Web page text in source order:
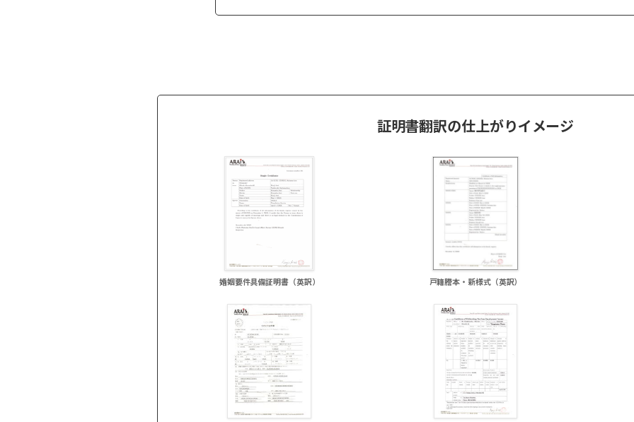
証明書翻訳の仕上がりイメージ
婚姻要件具備証明書（英訳） 戸籍謄本・新様式（英訳）